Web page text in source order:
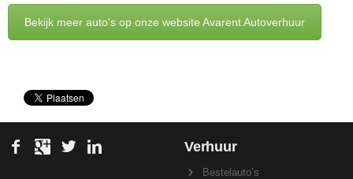
Bekijk meer auto's op onze website Avarent Autoverhuur
Verhuur
Bestelauto’s